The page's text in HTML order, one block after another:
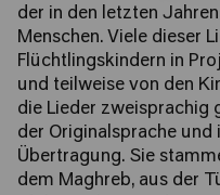
der in den letzten
Menschen. Viele dieser
Flüchtlingskindern in
und teilweise von den
die Lieder zweisprachig
der Originalsprache und
Übertragung. Sie
dem Maghreb, aus der